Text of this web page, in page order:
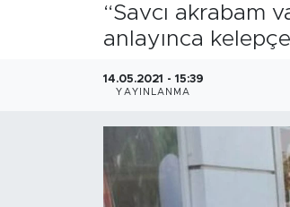
“Savcı akrabam
anlayınca
14.05.2021 - 15:39
YAYINLANMA
Kültür-Sanat
Turizm